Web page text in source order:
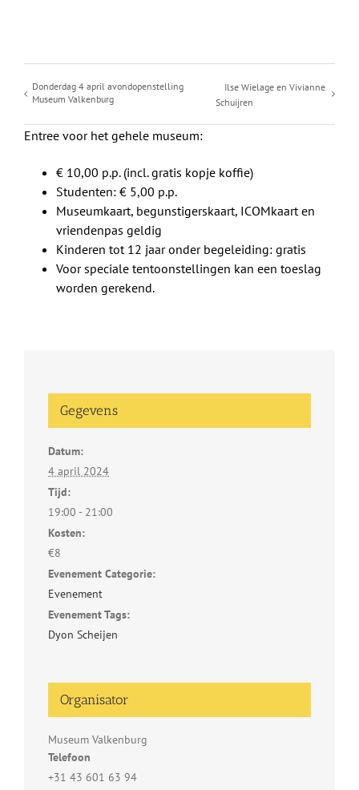
Donderdag 4 april avondopenstelling
Museum Valkenburg
Ilse Wielage en Vivianne
Schuijren
Entree voor het gehele museum:
€ 10,00 p.p. (incl. gratis kopje koffie)
Studenten: € 5,00 p.p.
Museumkaart, begunstigerskaart, ICOMkaart en
vriendenpas geldig
Kinderen tot 12 jaar onder begeleiding: gratis
Voor speciale tentoonstellingen kan een toeslag
worden gerekend.
Gegevens
Datum:
4 april 2024
Tijd:
19:00 - 21:00
Kosten:
€8
Evenement Categorie:
Evenement
Evenement Tags:
Dyon Scheijen
Organisator
Museum Valkenburg
Telefoon
+31 43 601 63 94